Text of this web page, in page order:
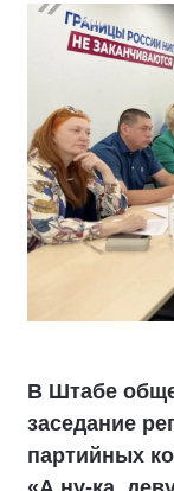
В Штабе
заседание
партийных